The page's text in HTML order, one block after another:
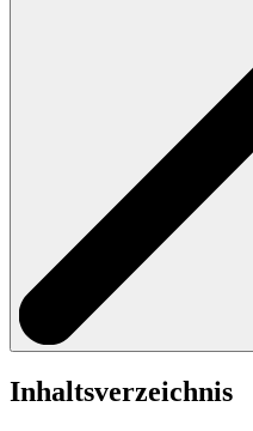
Inhaltsverzeichnis